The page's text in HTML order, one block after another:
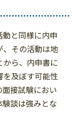
と同様に内申
、その活動は地
ら、内申書に
を及ぼす可能性
接試験におい
談は強みとな